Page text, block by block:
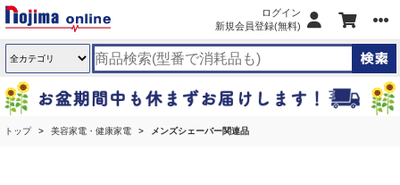
ログイン
新規会員登録(無料)
トップ 美容家電・健康家電 メンズシェーバー関連品